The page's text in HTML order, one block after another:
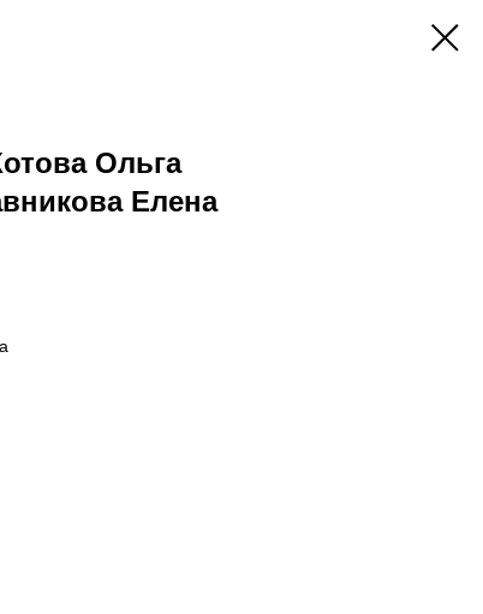
Ольга
Елена